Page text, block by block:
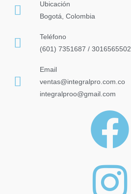
Ubicación
Bogotá, Colombia
Teléfono
(601) 7351687 / 3016565502
Email
ventas@integralpro.com.co
integralproo@gmail.com